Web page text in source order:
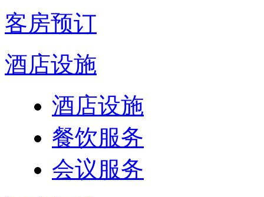
客房预订
酒店设施
酒店设施
餐饮服务
会议服务